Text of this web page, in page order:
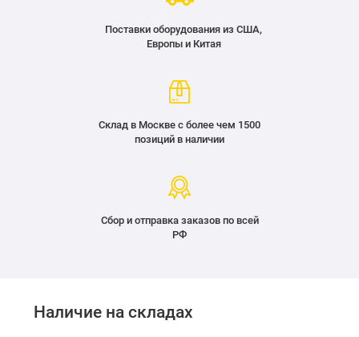
Поставки оборудования из США,
Европы и Китая
Склад в Москве с более чем 1500
позиций в наличии
Сбор и отправка заказов по всей
РФ
Наличие на складах